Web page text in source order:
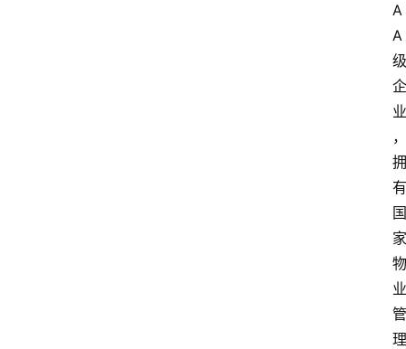
A
A
级
企
业
，
拥
有
国
家
物
业
管
理